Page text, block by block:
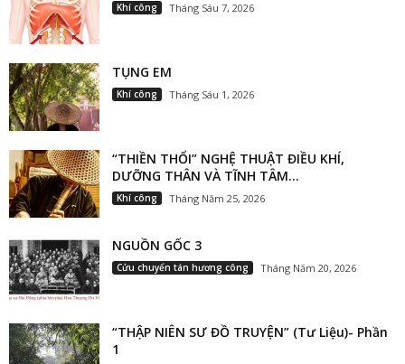
Khí công Tháng Sáu 7, 2026
TỤNG EM
Khí công Tháng Sáu 1, 2026
“THIỀN THỔI” NGHỆ THUẬT ĐIỀU KHÍ,
DƯỠNG THÂN VÀ TĨNH TÂM...
Khí công Tháng Năm 25, 2026
NGUỒN GỐC 3
Cửu chuyển tán hương công Tháng Năm 20, 2026
“THẬP NIÊN SƯ ĐỒ TRUYỆN” (Tư Liệu)- Phần
1